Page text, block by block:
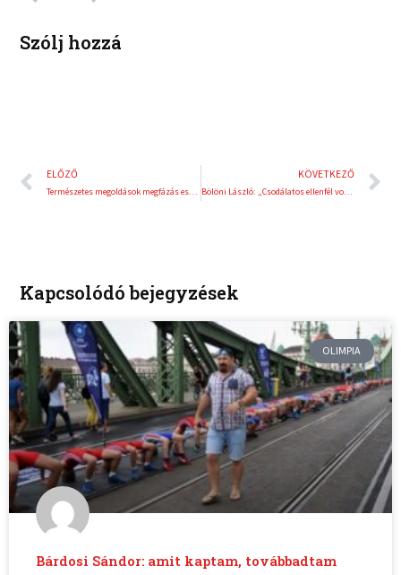
n
Szólj hozzá
Előző
ELŐZŐ
Természetes megoldások megfázás esetére
KÖVETKEZŐ
Bölöni László: „Csodálatos ellenfél volt az 1985-ös Honvéd”
Kapcsolódó bejegyzések
OLIMPIA
Bárdosi Sándor: amit kaptam, továbbadtam